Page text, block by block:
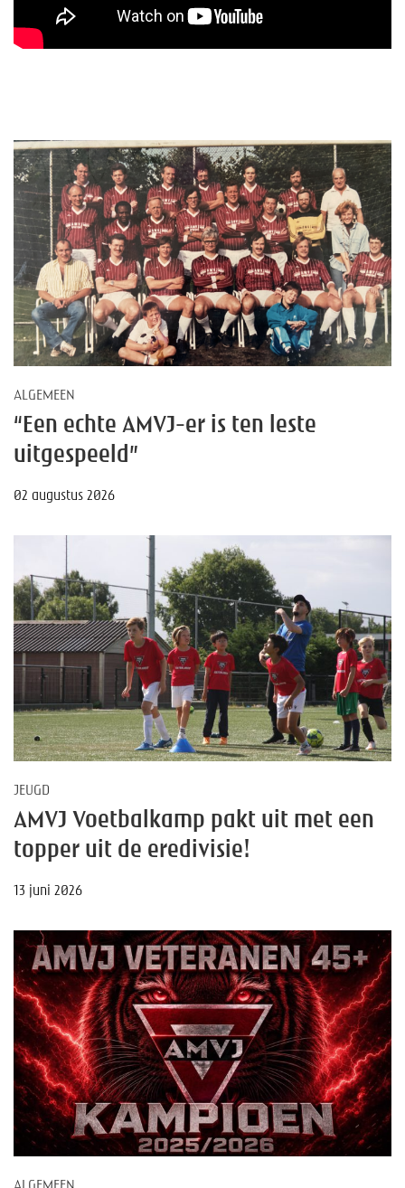
ALGEMEEN
“Een echte AMVJ-er is ten leste
uitgespeeld”
02 augustus 2026
JEUGD
AMVJ Voetbalkamp pakt uit met een
topper uit de eredivisie!
13 juni 2026